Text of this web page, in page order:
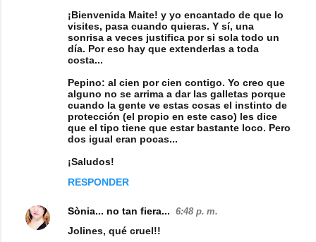
¡Bienvenida Maite! y yo encantado de que lo
visites, pasa cuando quieras. Y sí, una
sonrisa a veces justifica por si sola todo un
día. Por eso hay que extenderlas a toda
costa...
Pepino: al cien por cien contigo. Yo creo que
alguno no se arrima a dar las galletas porque
cuando la gente ve estas cosas el instinto de
protección (el propio en este caso) les dice
que el tipo tiene que estar bastante loco. Pero
dos igual eran pocas...
¡Saludos!
RESPONDER
Sònia... no tan fiera... 6:48 p. m.
Jolines, qué cruel!!